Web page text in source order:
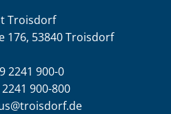
Troisdorf
176, 53840 Troisdorf
2241 900-0
900-800